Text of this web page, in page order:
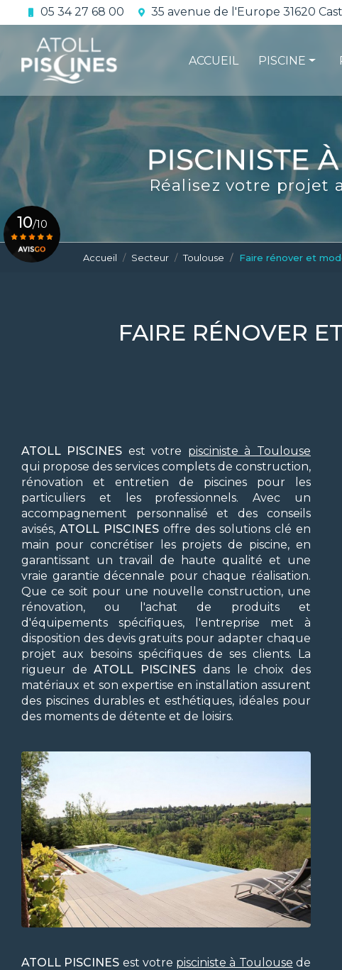
au
contenu
principal
05 34 27 68 00 35 avenue de l'Europe 31620
ACCUEIL PISCINE
L'étanchéité
La conformité
Le contrat
Réalisez votre projet
10/10
Accueil Secteur Toulouse Faire rénover et
FAIRE RÉNOVER
ATOLL PISCINES est votre pisciniste à Toulouse
qui propose des services complets de construction,
rénovation et entretien de piscines pour les
particuliers et les professionnels. Avec un
accompagnement personnalisé et des conseils
avisés, ATOLL PISCINES offre des solutions clé en
main pour concrétiser les projets de piscine, en
garantissant un travail de haute qualité et une
vraie garantie décennale pour chaque réalisation.
Que ce soit pour une nouvelle construction, une
rénovation, ou l'achat de produits et
d'équipements spécifiques, l'entreprise met à
disposition des devis gratuits pour adapter chaque
projet aux besoins spécifiques de ses clients. La
rigueur deATOLL PISCINES dans le choix des
matériaux et son expertise en installation assurent
des piscines durables et esthétiques, idéales pour
des moments de détente et de loisirs.
ATOLL PISCINES est votre pisciniste à Toulouse de